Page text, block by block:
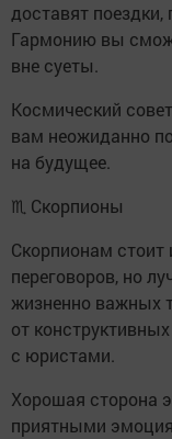
доставят
Гармонию вы
вне суеты.
Космический
вам неожиданно
на будущее.
♏ Скорпионы
Скорпионам стоит
переговоров, но
жизненно важных
от
с юристами.
Хорошая сторона
приятными